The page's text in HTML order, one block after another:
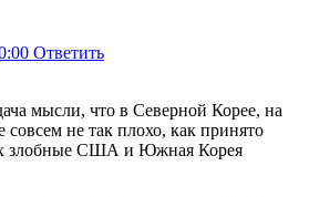
Ответить
мысли, что в Северной Корее, на
совсем не так плохо, как принято
злобные США и Южная Корея